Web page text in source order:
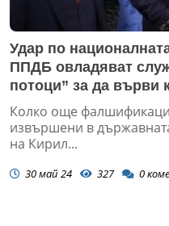
Удар по
ППДБ овладяват
потоци” за да върви
митниците
Колко още
извършени в
на Кирил...
30 май 24 327 0